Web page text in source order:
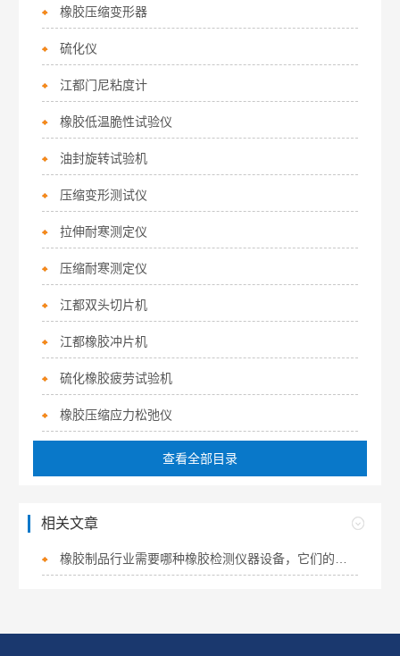
橡胶压缩变形器
硫化仪
江都门尼粘度计
橡胶低温脆性试验仪
油封旋转试验机
压缩变形测试仪
拉伸耐寒测定仪
压缩耐寒测定仪
江都双头切片机
江都橡胶冲片机
硫化橡胶疲劳试验机
橡胶压缩应力松弛仪
查看全部目录
相关文章